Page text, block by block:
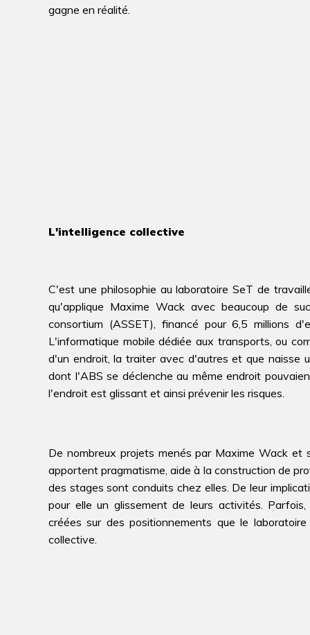
gagne en réalité.
L'intelligence collective
C'est une philosophie au laboratoire SeT de
qu'applique Maxime Wack avec beaucoup de
consortium (ASSET), financé pour 6,5 millions
L'informatique mobile dédiée aux transports, ou
d'un endroit, la traiter avec d'autres et que naisse
dont l'ABS se déclenche au même endroit
l'endroit est glissant et ainsi prévenir les risques.
De nombreux projets menés par Maxime Wack
apportent pragmatisme, aide à la construction de
des stages sont conduits chez elles. De leur
pour elle un glissement de leurs activités.
créées sur des positionnements que le
collective.